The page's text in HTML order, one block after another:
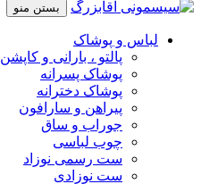
بستن منو
لباس و پوشاک
پالتو ، بارانی و کاپشن
پوشاک پسرانه
پوشاک دخترانه
پیراهن و سارافون
جوراب و ساق
چوب لباسی
ست رسمی نوزاد
ست نوزادی